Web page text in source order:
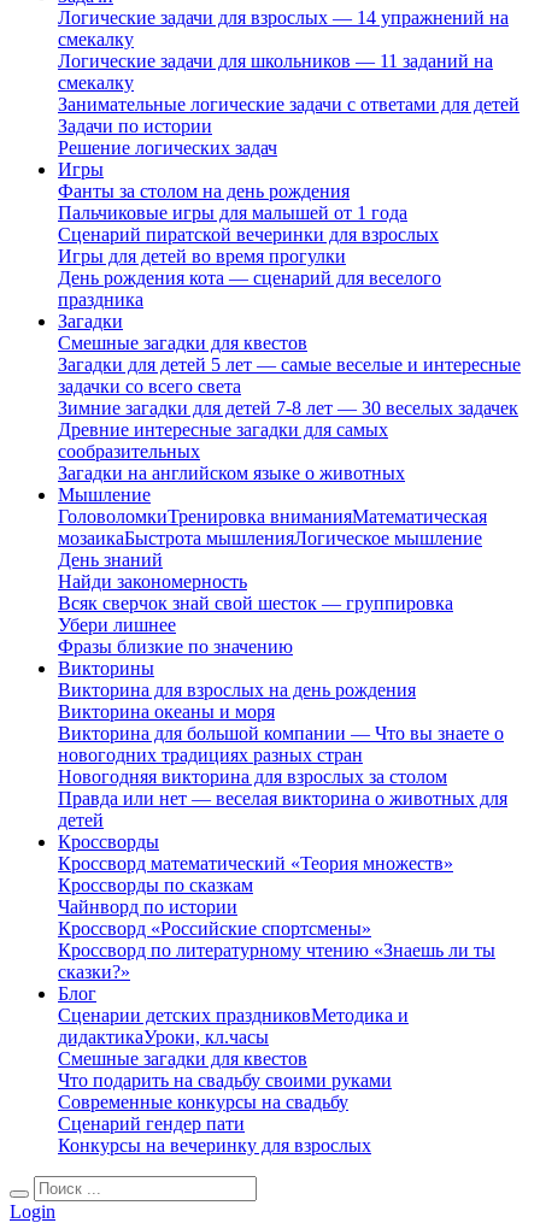
Логические задачи для взрослых — 14 упражнений на
смекалку
Логические задачи для школьников — 11 заданий на
смекалку
Занимательные логические задачи с ответами для детей
Задачи по истории
Решение логических задач
Игры
Фанты за столом на день рождения
Пальчиковые игры для малышей от 1 года
Сценарий пиратской вечеринки для взрослых
Игры для детей во время прогулки
День рождения кота — сценарий для веселого
праздника
Загадки
Смешные загадки для квестов
Загадки для детей 5 лет — самые веселые и интересные
задачки со всего света
Зимние загадки для детей 7-8 лет — 30 веселых задачек
Древние интересные загадки для самых
сообразительных
Загадки на английском языке о животных
Мышление
ГоловоломкиТренировка вниманияМатематическая
мозаикаБыстрота мышленияЛогическое мышление
День знаний
Найди закономерность
Всяк сверчок знай свой шесток — группировка
Убери лишнее
Фразы близкие по значению
Викторины
Викторина для взрослых на день рождения
Викторина океаны и моря
Викторина для большой компании — Что вы знаете о
новогодних традициях разных стран
Новогодняя викторина для взрослых за столом
Правда или нет — веселая викторина о животных для
детей
Кроссворды
Кроссворд математический «Теория множеств»
Кроссворды по сказкам
Чайнворд по истории
Кроссворд «Российские спортсмены»
Кроссворд по литературному чтению «Знаешь ли ты
сказки?»
Блог
Сценарии детских праздниковМетодика и
дидактикаУроки, кл.часы
Смешные загадки для квестов
Что подарить на свадьбу своими руками
Современные конкурсы на свадьбу
Сценарий гендер пати
Конкурсы на вечеринку для взрослых
Login